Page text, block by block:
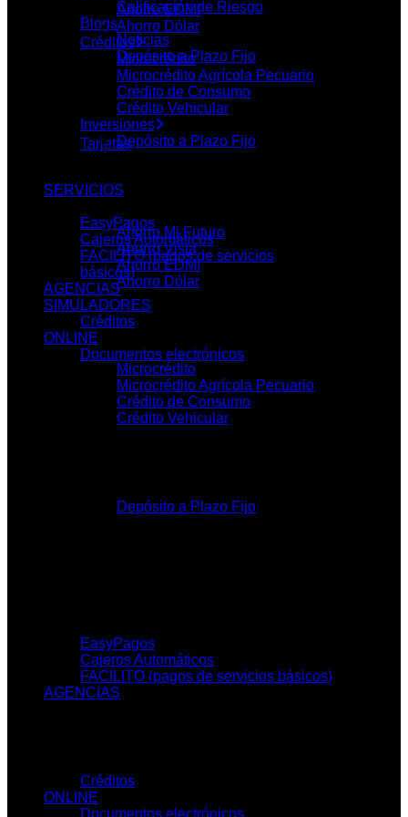
Ahorro EDMI
Ahorro Dólar
Créditos
Microcrédito
Microcrédito Agrícola Pecuario
Crédito de Consumo
Crédito Vehicular
Inversiones
Depósito a Plazo Fijo
SERVICIOS
EasyPagos
Cajeros Automáticos
FACILITO (pagos de servicios
básicos)
AGENCIAS
SIMULADORES
Créditos
ONLINE
Documentos electrónicos
Calificación de Riesgo
Blogs
Noticias
Depósito a Plazo Fijo
PRODUCTOS
Tarjetas
Ahorro Mi Futuro
Ahorro Vista
Ahorro EDMI
Ahorro Dólar
Créditos
Microcrédito
Microcrédito Agrícola Pecuario
Crédito de Consumo
Crédito Vehicular
Depósito a Plazo Fijo
EasyPagos
Cajeros Automáticos
FACILITO (pagos de servicios básicos)
AGENCIAS
Créditos
ONLINE
Documentos electrónicos